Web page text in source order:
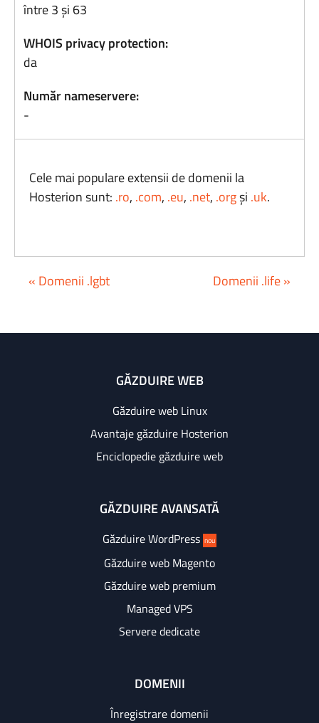
între 3 și 63
WHOIS privacy protection:
da
Număr nameservere:
-
Cele mai populare extensii de domenii la
Hosterion sunt: .ro, .com, .eu, .net, .orgși .uk.
« Domenii .lgbt Domenii .life »
GĂZDUIRE WEB
Găzduire web Linux
Avantaje găzduire Hosterion
Enciclopedie găzduire web
GĂZDUIRE AVANSATĂ
Găzduire WordPress nou
Găzduire web Magento
Găzduire web premium
Managed VPS
Servere dedicate
DOMENII
Înregistrare domenii